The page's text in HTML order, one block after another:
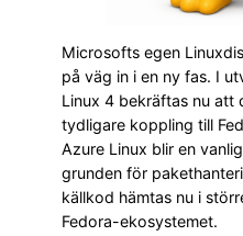
Microsofts egen
på väg in i en ny fas. I
Linux 4 bekräftas nu att
tydligare koppling till
Azure Linux blir en
grunden för
källkod hämtas nu i
Fedora-ekosystemet.